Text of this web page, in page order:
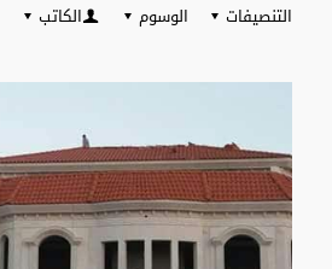
التنصيفات الوسوم الكاتب